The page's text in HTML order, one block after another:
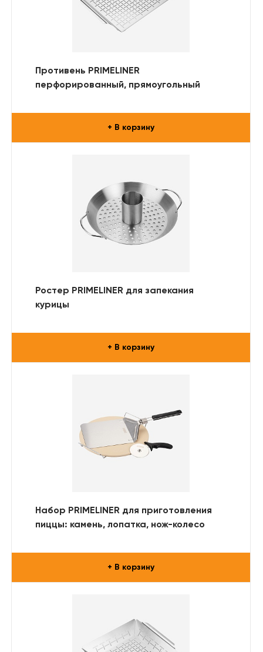
Противень PRIMELINER
перфорированный, прямоугольный
+ В корзину
Ростер PRIMELINER для запекания
курицы
+ В корзину
Набор PRIMELINER для приготовления
пиццы: камень, лопатка, нож-колесо
+ В корзину